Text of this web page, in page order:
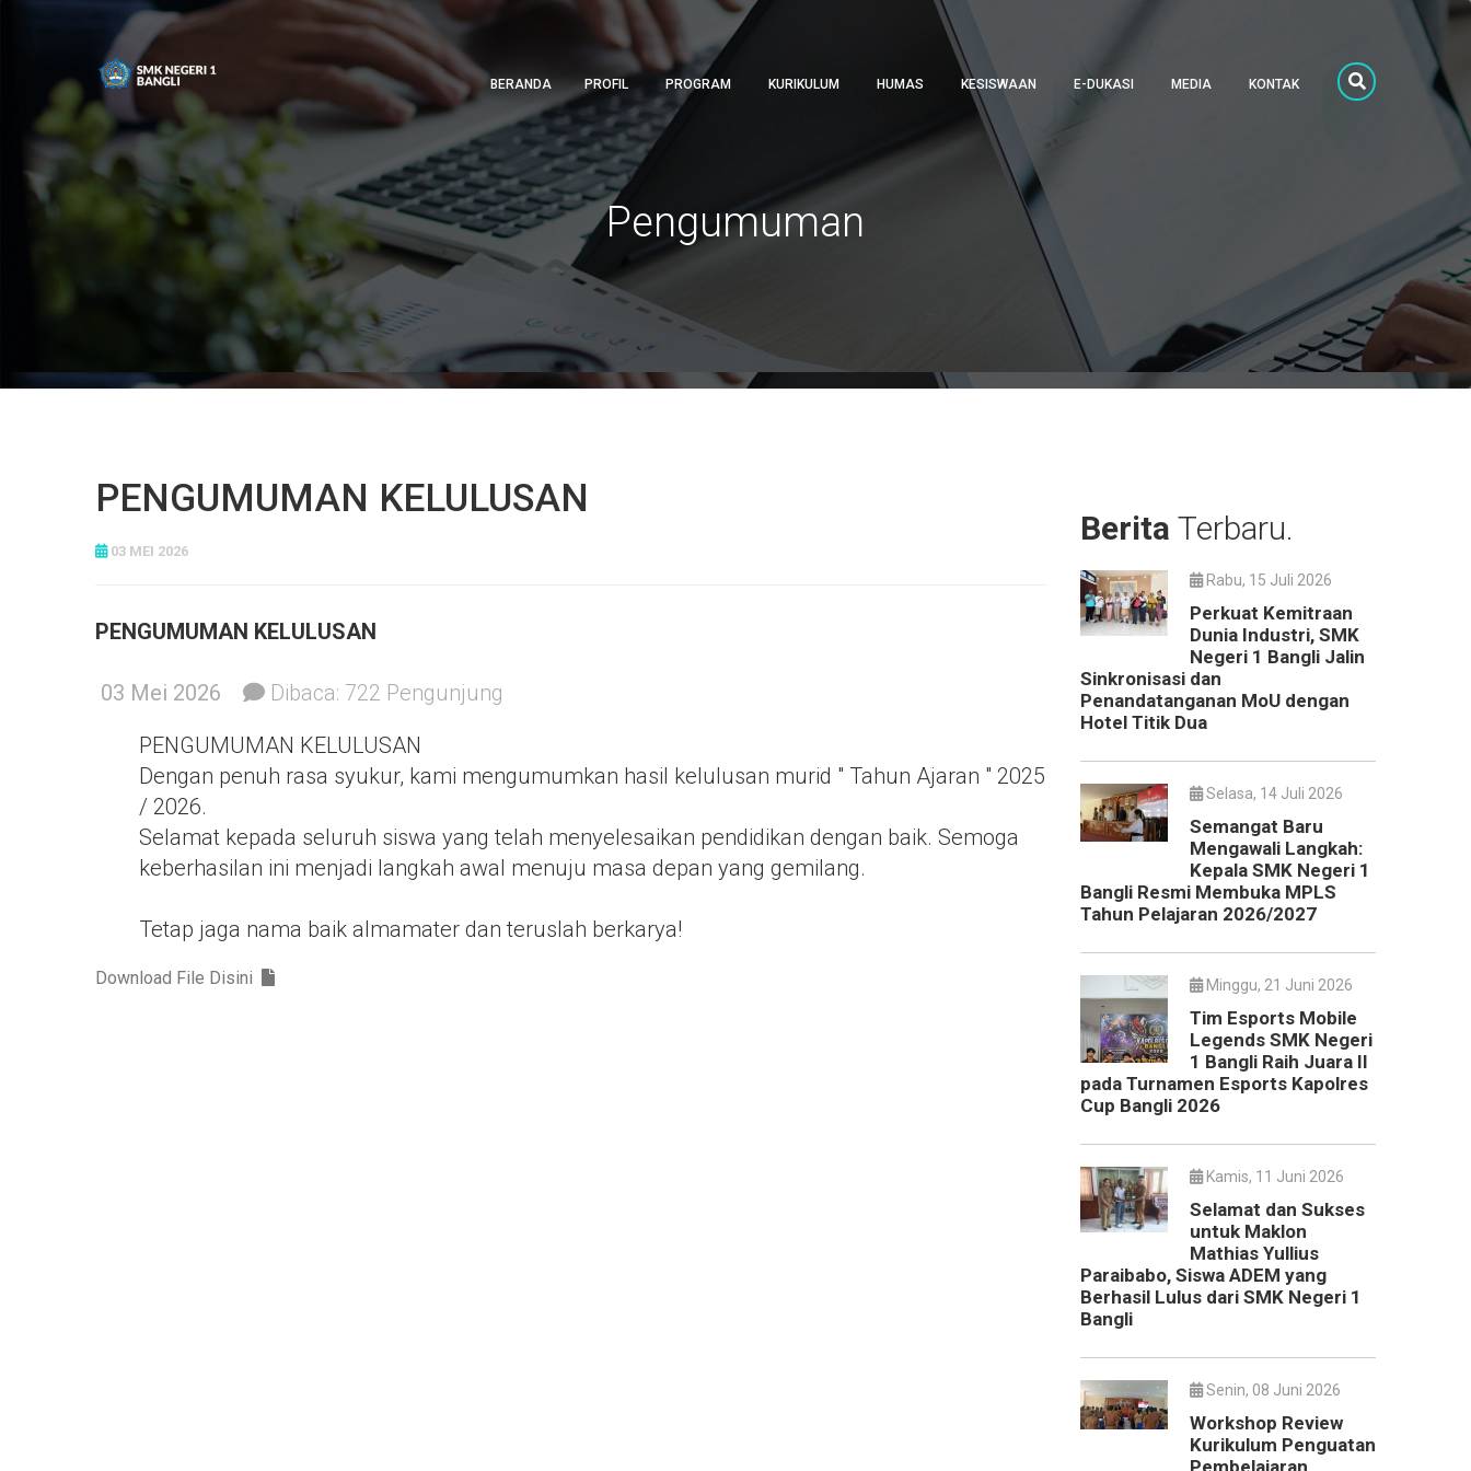
BERANDA PROFIL PROGRAM KURIKULUM HUMAS KESISWAAN E-DUKASI MEDIA KONTAK
Pengumuman
PENGUMUMAN KELULUSAN
03 MEI 2026
PENGUMUMAN KELULUSAN
03 Mei 2026 Dibaca: 722 Pengunjung
PENGUMUMAN KELULUSAN
Dengan penuh rasa syukur, kami mengumumkan hasil kelulusan murid " Tahun Ajaran " 2025
/ 2026.
Selamat kepada seluruh siswa yang telah menyelesaikan pendidikan dengan baik. Semoga
keberhasilan ini menjadi langkah awal menuju masa depan yang gemilang.
Tetap jaga nama baik almamater dan teruslah berkarya!
Download File Disini
Berita Terbaru.
Rabu, 15 Juli 2026
Perkuat Kemitraan
Dunia Industri, SMK
Negeri 1 Bangli Jalin
Sinkronisasi dan
Penandatanganan MoU dengan
Hotel Titik Dua
Selasa, 14 Juli 2026
Semangat Baru
Mengawali Langkah:
Kepala SMK Negeri 1
Bangli Resmi Membuka MPLS
Tahun Pelajaran 2026/2027
Minggu, 21 Juni 2026
Tim Esports Mobile
Legends SMK Negeri
1 Bangli Raih Juara II
pada Turnamen Esports Kapolres
Cup Bangli 2026
Kamis, 11 Juni 2026
Selamat dan Sukses
untuk Maklon
Mathias Yullius
Paraibabo, Siswa ADEM yang
Berhasil Lulus dari SMK Negeri 1
Bangli
Senin, 08 Juni 2026
Workshop Review
Kurikulum Penguatan
Pembelajaran